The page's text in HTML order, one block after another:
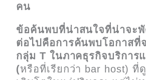
คน
ข้อค้นพบที่น่าสนใจที่น่าจะ
ต่อไปคือการค้นพบโอกาสที่
กลุ่ม T ในภาคธุรกิจบริการ
(หรือที่เรียกว่า bar host) ที่